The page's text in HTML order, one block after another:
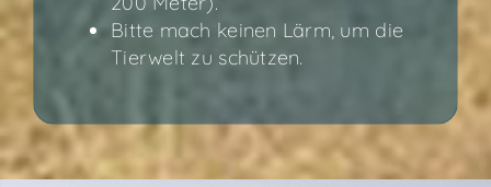
Bit­te mach kei­nen Lärm, um die
Tier­welt zu schützen.